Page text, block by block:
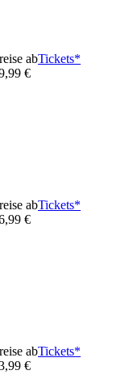
ab
€
Tickets*
ab
€
Tickets*
ab
€
Tickets*